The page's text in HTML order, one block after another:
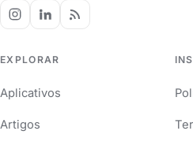
EXPLORAR
Aplicativos
Artigos